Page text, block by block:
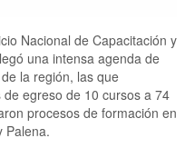
Nacional de Capacitación y
una intensa agenda de
la región, las que
egreso de 10 cursos a 74
procesos de formación en
Palena.